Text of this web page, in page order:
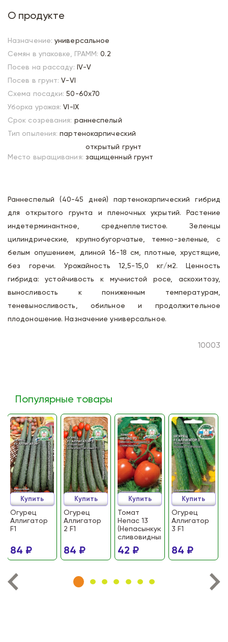
О продукте
Назначение: универсальное
Семян в упаковке, ГРАММ: 0.2
Посев на рассаду: IV-V
Посев в грунт: V-VI
Схема посадки: 50-60х70
Уборка урожая: VI-IX
Срок созревания: раннеспелый
Тип опыления: партенокарпический
Место выращивания:
открытый грунт
защищенный грунт
Раннеспелый (40-45 дней) партенокарпический гибрид
для открытого грунта и пленочных укрытий. Растение
индетерминантное, среднеплетистое. Зеленцы
цилиндрические, крупнобугорчатые, темно-зеленые, с
белым опушением, длиной 16-18 см, плотные, хрустящие,
без горечи. Урожайность 12,5-15,0 кг/м2. Ценность
гибрида: устойчивость к мучнистой росе, аскохитозу,
выносливость к пониженным температурам,
теневыносливость, обильное и продолжительное
плодоношение. Назначение универсальное.
10003
Популярные товары
Огурец
Аллигатор
F1
84 ₽
Купить
Огурец
Аллигатор
2 F1
84 ₽
Купить
Томат
Непас 13
(Непасынкующийся
сливовидный)
42 ₽
Купить
Огурец
Аллигатор
3 F1
84 ₽
Купить